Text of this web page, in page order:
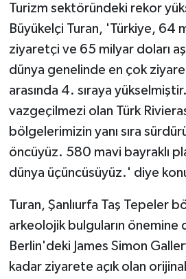
Turizm sektöründeki rekor
Büyükelçi Turan, 'Türkiye, 64
ziyaretçi ve 65 milyar doları
dünya genelinde en çok
arasında 4. sıraya
vazgeçilmezi olan Türk
bölgelerimizin yanı sıra
öncüyüz. 580 mavi bayraklı
dünya üçüncüsüyüz.' diye
Turan, Şanlıurfa Taş Tepeler
arkeolojik bulguların önemine
Berlin'deki James Simon
kadar ziyarete açık olan